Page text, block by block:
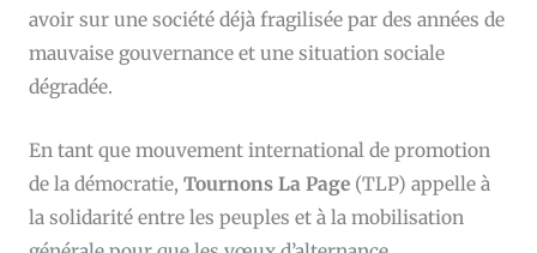
avoir sur une société déjà fragilisée par des années de
mauvaise gouvernance et une situation sociale
dégradée.
En tant que mouvement international de promotion
de la démocratie, Tournons La Page(TLP) appelle à
la solidarité entre les peuples et à la mobilisation